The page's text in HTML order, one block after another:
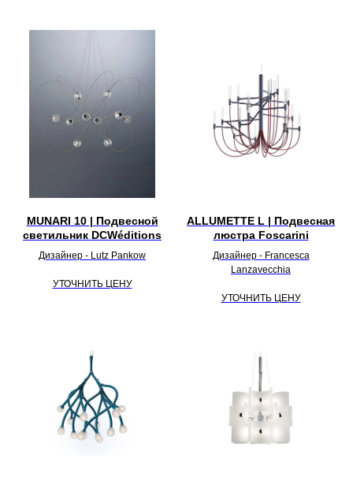
MUNARI 10 | Подвесной
светильник DCWéditions
Дизайнер - Lutz Pankow
УТОЧНИТЬ ЦЕНУ
ALLUMETTE L | Подвесная
люстра Foscarini
Дизайнер - Francesca
Lanzavecchia
УТОЧНИТЬ ЦЕНУ